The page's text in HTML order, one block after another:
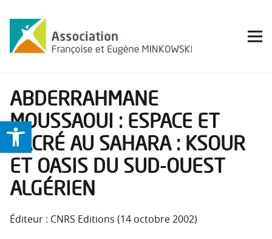
Ouvrir la barre d’outils
ABDERRAHMANE
MOUSSAOUI : ESPACE ET
SACRÉ AU SAHARA : KSOUR
ET OASIS DU SUD-OUEST
ALGÉRIEN
Éditeur : CNRS Editions (14 octobre 2002)